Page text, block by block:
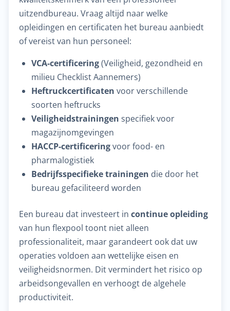
uitzendbureau. Vraag altijd naar welke
opleidingen en certificaten het bureau aanbiedt
of vereist van hun personeel:
VCA-certificering(Veiligheid, gezondheid en
milieu Checklist Aannemers)
Heftruckcertificaten voor verschillende
soorten heftrucks
Veiligheidstrainingen specifiek voor
magazijnomgevingen
HACCP-certificeringvoor food- en
pharmalogistiek
Bedrijfsspecifieke trainingen die door het
bureau gefaciliteerd worden
Een bureau dat investeert in continue opleiding
van hun flexpool toont niet alleen
professionaliteit, maar garandeert ook dat uw
operaties voldoen aan wettelijke eisen en
veiligheidsnormen. Dit vermindert het risico op
arbeidsongevallen en verhoogt de algehele
productiviteit.